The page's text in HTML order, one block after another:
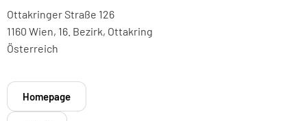
Ottakringer Straße 126
1160 Wien, 16. Bezirk, Ottakring
Österreich
Homepage